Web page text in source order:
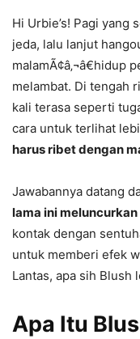
Hi Urbie’s! Pagi yang
jeda, lalu lanjut
melambat. Di tengah
kali terasa seperti
cara untuk terlihat
harus ribet dengan
Jawabannya datang
lama ini meluncurkan
kontak dengan
untuk memberi efek
Lantas, apa sih Blush
Apa Itu